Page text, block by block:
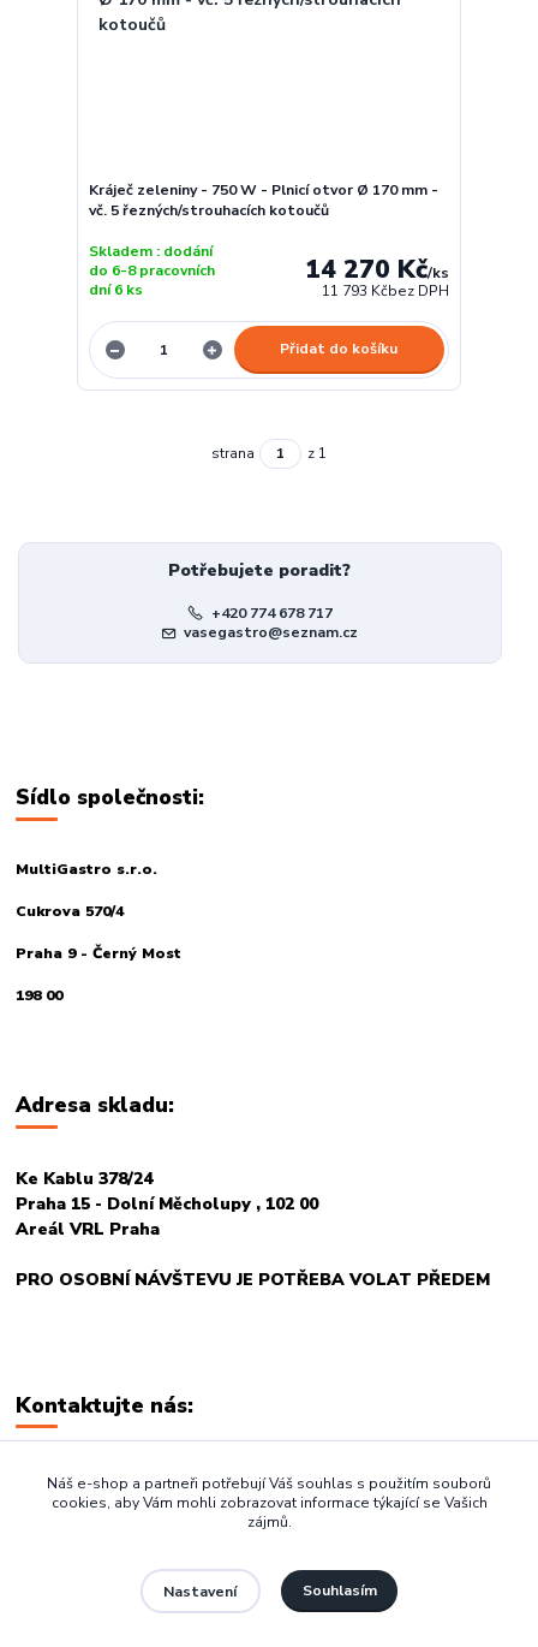
Kráječ zeleniny - 750 W - Plnicí otvor Ø 170 mm -
vč. 5 řezných/strouhacích kotoučů
14 270 Kč/ks
11 793 Kčbez DPH
Skladem : dodání
do 6-8 pracovních
dní 6 ks
Přidat do košíku
strana z 1
Potřebujete poradit?
+420 774 678 717
vasegastro@seznam.cz
Sídlo společnosti:
MultiGastro s.r.o.
Cukrova 570/4
Praha 9 - Černý Most
198 00
Adresa skladu:
Ke Kablu 378/24
Praha 15 - Dolní Měcholupy , 102 00
Areál VRL Praha
PRO OSOBNÍ NÁVŠTEVU JE POTŘEBA VOLAT PŘEDEM
Kontaktujte nás:
+420 774 678 717
Náš e-shop a partneři potřebují Váš souhlas s použitím souborů
cookies, aby Vám mohli zobrazovat informace týkající se Vašich
zájmů.
Nastavení Souhlasím